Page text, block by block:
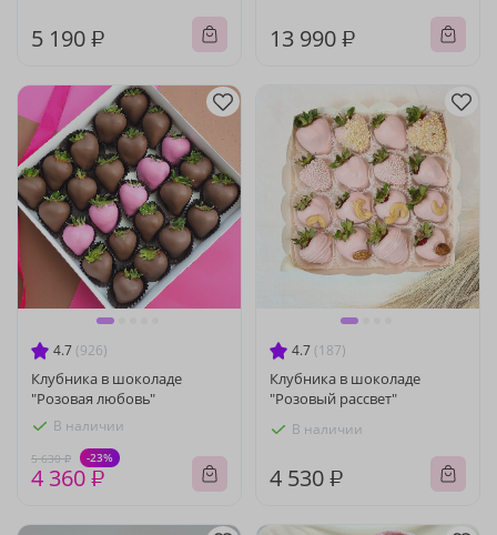
5 190 ₽ 13 990 ₽
4.7 (926)
Клубника в шоколаде
"Розовая любовь"
В наличии
5 630 ₽ -23%
4 360 ₽
4.7 (187)
Клубника в шоколаде
"Розовый рассвет"
В наличии
4 530 ₽